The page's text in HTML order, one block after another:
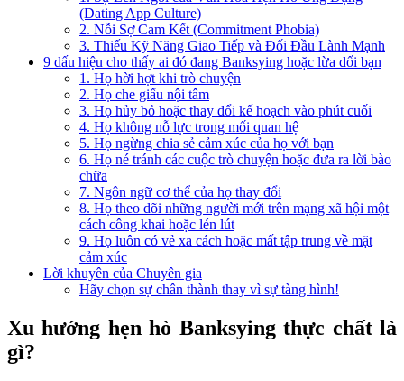
(Dating App Culture)
2. Nỗi Sợ Cam Kết (Commitment Phobia)
3. Thiếu Kỹ Năng Giao Tiếp và Đối Đầu Lành Mạnh
9 dấu hiệu cho thấy ai đó đang Banksying hoặc lừa dối bạn
1. Họ hời hợt khi trò chuyện
2. Họ che giấu nội tâm
3. Họ hủy bỏ hoặc thay đổi kế hoạch vào phút cuối
4. Họ không nỗ lực trong mối quan hệ
5. Họ ngừng chia sẻ cảm xúc của họ với bạn
6. Họ né tránh các cuộc trò chuyện hoặc đưa ra lời bào
chữa
7. Ngôn ngữ cơ thể của họ thay đổi
8. Họ theo dõi những người mới trên mạng xã hội một
cách công khai hoặc lén lút
9. Họ luôn có vẻ xa cách hoặc mất tập trung về mặt
cảm xúc
Lời khuyên của Chuyên gia
Hãy chọn sự chân thành thay vì sự tàng hình!
Xu hướng hẹn hò Banksying thực chất là
gì?